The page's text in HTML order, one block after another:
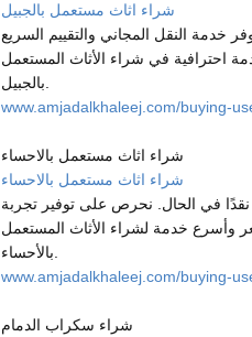
شراء اثاث مستعمل بالجبيل
خدمة النقل المجاني والتقييم السريع
احترافية في شراء الأثاث المستعمل
www.amjadalkhaleej.com/buying-
شراء اثاث مستعمل بالاحساء
شراء اثاث مستعمل بالاحساء
نقدًا في الحال. نحرص على توفير تجربة
وأسرع خدمة لشراء الأثاث المستعمل
www.amjadalkhaleej.com/buying-
شراء سكراب الدمام